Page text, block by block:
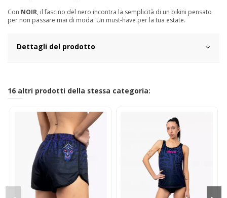
Con NOIR, il fascino del nero incontra la semplicità di un bikini pensato
per non passare mai di moda. Un must-have per la tua estate.
Dettagli del prodotto
16 altri prodotti della stessa categoria: